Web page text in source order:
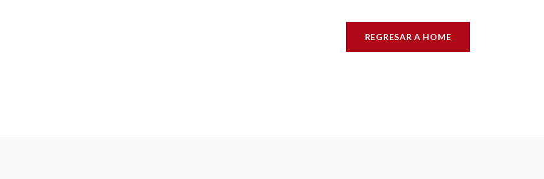
REGRESAR A HOME